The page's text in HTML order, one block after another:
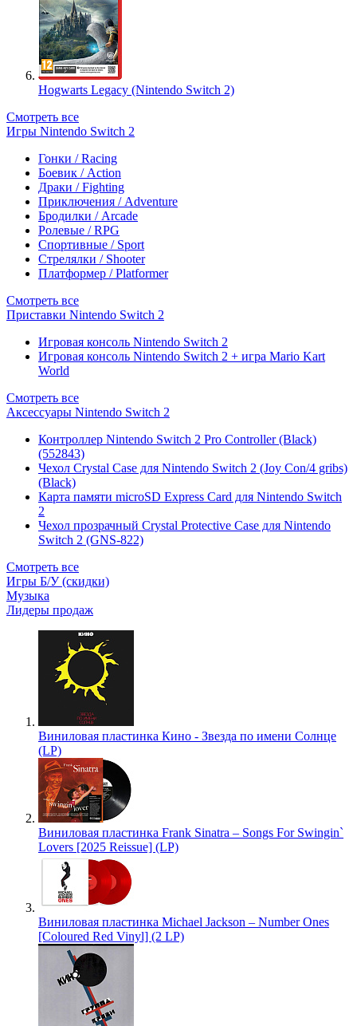
Hogwarts Legacy (Nintendo Switch 2)
Смотреть все
Игры Nintendo Switch 2
Гонки / Racing
Боевик / Action
Драки / Fighting
Приключения / Adventure
Бродилки / Arcade
Ролевые / RPG
Спортивные / Sport
Стрелялки / Shooter
Платформер / Platformer
Смотреть все
Приставки Nintendo Switch 2
Игровая консоль Nintendo Switch 2
Игровая консоль Nintendo Switch 2 + игра Mario Kart
World
Смотреть все
Аксессуары Nintendo Switch 2
Контроллер Nintendo Switch 2 Pro Controller (Black)
(552843)
Чехол Сrystal Сase для Nintendo Switch 2 (Joy Con/4 gribs)
(Black)
Карта памяти microSD Express Card для Nintendo Switch
2
Чехол прозрачный Crystal Protective Case для Nintendo
Switch 2 (GNS-822)
Смотреть все
Игры Б/У (скидки)
Музыка
Лидеры продаж
Виниловая пластинка Кино - Звезда по имени Солнце
(LP)
Виниловая пластинка Frank Sinatra – Songs For Swingin`
Lovers [2025 Reissue] (LP)
Виниловая пластинка Michael Jackson – Number Ones
[Coloured Red Vinyl] (2 LP)